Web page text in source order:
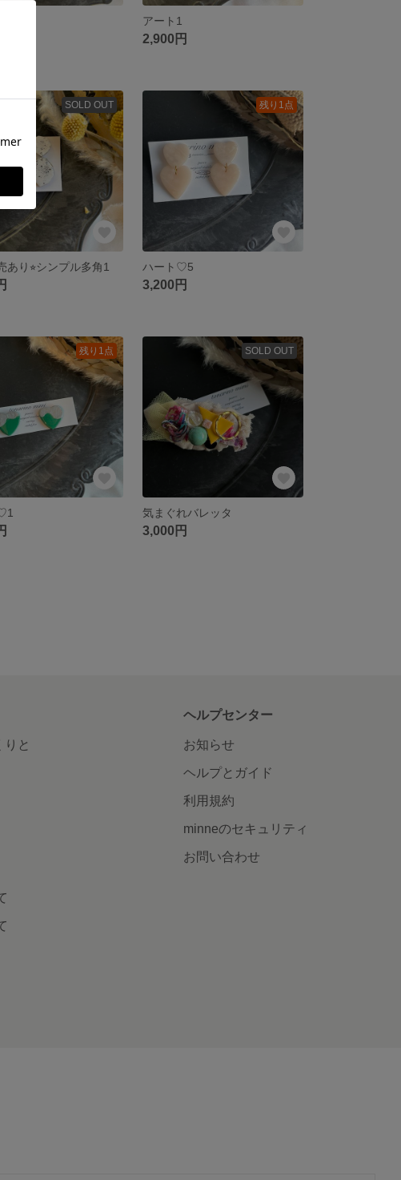
アート1
2,900円
SOLD OUT
あり⭐︎シンプル多角1
残り1点
ハート♡5
3,200円
残り1点 SOLD OUT
気まぐれバレッタ
3,000円
と
ヘルプセンター
お知らせ
ヘルプとガイド
利用規約
minneのセキュリティ
お問い合わせ